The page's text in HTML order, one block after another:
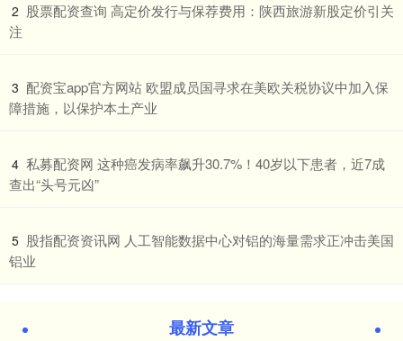
2 ​股票配资查询 高定价发行与保荐费用：陕西旅游新股定价引关
注
3 ​配资宝app官方网站 欧盟成员国寻求在美欧关税协议中加入保
障措施，以保护本土产业
4 ​私募配资网 这种癌发病率飙升30.7%！40岁以下患者，近7成
查出“头号元凶”
5 ​股指配资资讯网 人工智能数据中心对铝的海量需求正冲击美国
铝业
最新文章